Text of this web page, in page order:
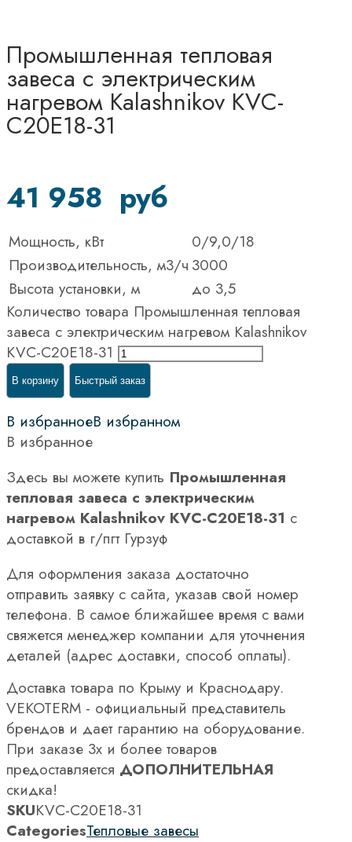
Промышленная тепловая
завеса с электрическим
нагревом Kalashnikov KVС-
C20E18-31
41 958 руб
Мощность, кВт
0/9,0/18
Производительность, м3/ч 3000
Высота установки, м
до 3,5
Количество товара Промышленная тепловая
завеса с электрическим нагревом Kalashnikov
KVС-C20E18-31
В корзину Быстрый заказ
В избранноеВ избранном
В избранное
Здесь вы можете купить Промышленная
тепловая завеса с электрическим
нагревом Kalashnikov KVС-C20E18-31 с
доставкой в г/пгт Гурзуф
Для оформления заказа достаточно
отправить заявку с сайта, указав свой номер
телефона. В самое ближайшее время с вами
свяжется менеджер компании для уточнения
деталей (адрес доставки, способ оплаты).
Доставка товара по Крыму и Краснодару.
VEKOTERM - официальный представитель
брендов и дает гарантию на оборудование.
При заказе 3х и более товаров
предоставляется ДОПОЛНИТЕЛЬНАЯ
скидка!
SKUKVС-C20E18-31
CategoriesТепловые завесы